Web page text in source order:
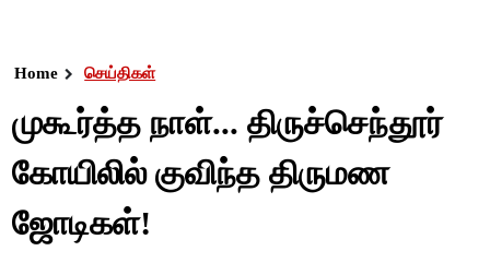
Home செய்திகள்
முகூர்த்த நாள்... திருச்செந்தூர்
கோயிலில் குவிந்த திருமண
ஜோடிகள்!